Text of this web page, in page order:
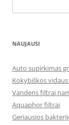
NAUJAUSI
Auto supirkimas
Kokybiškos
Vandens filtrai
Aquaphor filtrai
Geriausios